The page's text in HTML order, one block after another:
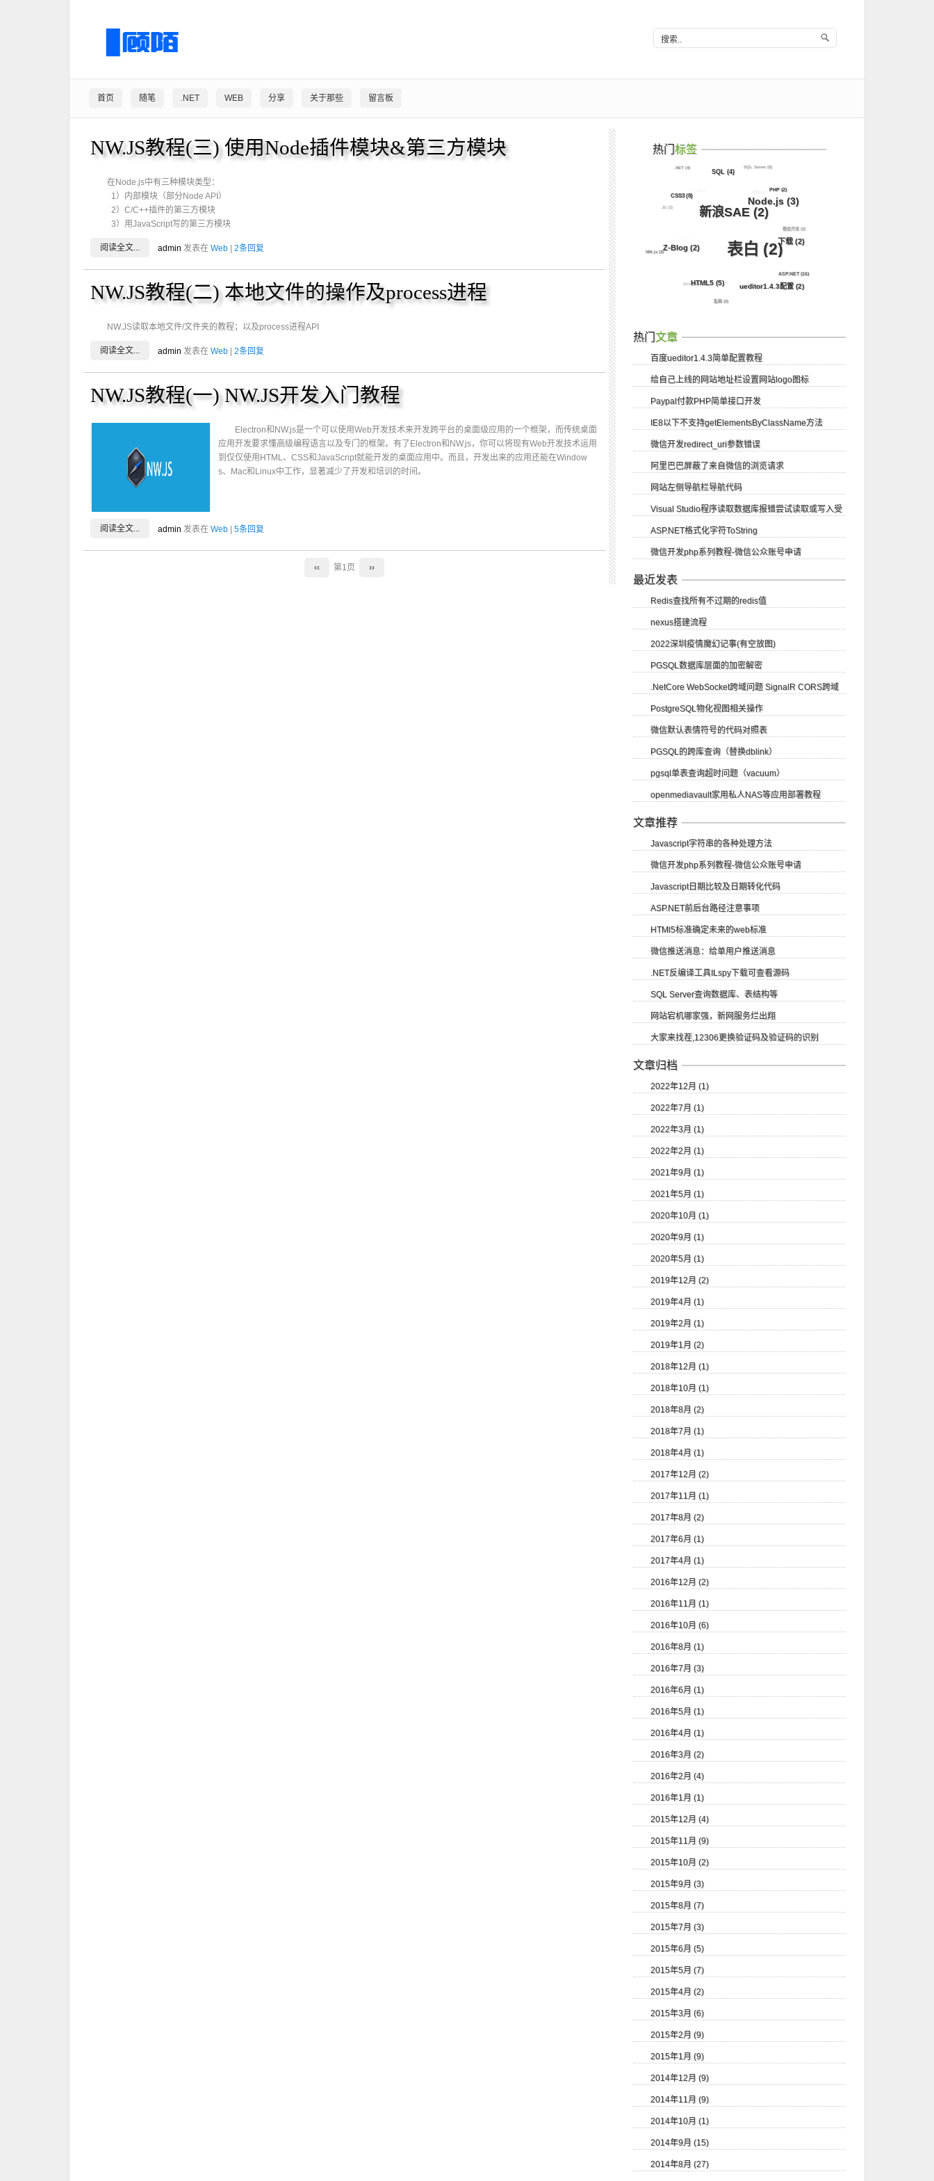
首页 随笔 .NET WEB 分享 关于那些 留言板
NW.JS教程(三) 使用Node插件模块&第三方模块
在Node.js中有三种模块类型：
1）内部模块（部分Node API）
2）C/C++插件的第三方模块
3）用JavaScript写的第三方模块
阅读全文... admin 发表在 Web 2条回复
NW.JS教程(二) 本地文件的操作及process进程
NW.JS读取本地文件/文件夹的教程；以及process进程API
阅读全文... admin 发表在 Web 2条回复
NW.JS教程(一) NW.JS开发入门教程
Electron和NW.js是一个可以使用Web开发技术来开发跨平台的桌面级应用的一个框架，而传统桌面
应用开发要求懂高级编程语言以及专门的框架。有了Electron和NW.js，你可以将现有Web开发技术运用
到仅仅使用HTML、CSS和JavaScript就能开发的桌面应用中。而且，开发出来的应用还能在Window
s、Mac和Linux中工作，显著减少了开发和培训的时间。
阅读全文... admin 发表在 Web 5条回复
‹‹ 第1页 ››
热门标签
HTML5(5)
Z-Blog(2)
NW.js(3)
SongKer(2)
乱码 (2)
ueditor1.4.3配置(2)
表白 (2)
新浪SAE(2)
CSS3(8)
JS (3)
jQuery (11)
ASP.NET(16)
下载(2)
Node.js(3)
SQL(4)
.NET (4)
(3)
微信开发 (2)
PHP (2)
SQL Server (8)
热门文章
百度ueditor1.4.3简单配置教程
给自己上线的网站地址栏设置网站logo图标
Paypal付款PHP简单接口开发
IE8以下不支持getElementsByClassName方法
微信开发redirect_uri参数错误
阿里巴巴屏蔽了来自微信的浏览请求
网站左侧导航栏导航代码
Visual Studio程序读取数据库报错尝试读取或写入受
保护的内存...
ASP.NET格式化字符ToString
微信开发php系列教程-微信公众账号申请
最近发表
Redis查找所有不过期的redis值
nexus搭建流程
2022深圳疫情魔幻记事(有空放图)
PGSQL数据库层面的加密解密
.NetCore WebSocket跨域问题 SignalR CORS跨域
PostgreSQL物化视图相关操作
微信默认表情符号的代码对照表
PGSQL的跨库查询（替换dblink）
pgsql单表查询超时问题（vacuum）
openmediavault家用私人NAS等应用部署教程
文章推荐
Javascript字符串的各种处理方法
微信开发php系列教程-微信公众账号申请
Javascript日期比较及日期转化代码
ASP.NET前后台路径注意事项
HTMl5标准确定未来的web标准
微信推送消息：给单用户推送消息
.NET反编译工具ILspy下载可查看源码
SQL Server查询数据库、表结构等
网站宕机哪家强，新网服务烂出翔
大家来找茬,12306更换验证码及验证码的识别
文章归档
2022年12月 (1)
2022年7月 (1)
2022年3月 (1)
2022年2月 (1)
2021年9月 (1)
2021年5月 (1)
2020年10月 (1)
2020年9月 (1)
2020年5月 (1)
2019年12月 (2)
2019年4月 (1)
2019年2月 (1)
2019年1月 (2)
2018年12月 (1)
2018年10月 (1)
2018年8月 (2)
2018年7月 (1)
2018年4月 (1)
2017年12月 (2)
2017年11月 (1)
2017年8月 (2)
2017年6月 (1)
2017年4月 (1)
2016年12月 (2)
2016年11月 (1)
2016年10月 (6)
2016年8月 (1)
2016年7月 (3)
2016年6月 (1)
2016年5月 (1)
2016年4月 (1)
2016年3月 (2)
2016年2月 (4)
2016年1月 (1)
2015年12月 (4)
2015年11月 (9)
2015年10月 (2)
2015年9月 (3)
2015年8月 (7)
2015年7月 (3)
2015年6月 (5)
2015年5月 (7)
2015年4月 (2)
2015年3月 (6)
2015年2月 (9)
2015年1月 (9)
2014年12月 (9)
2014年11月 (9)
2014年10月 (1)
2014年9月 (15)
2014年8月 (27)